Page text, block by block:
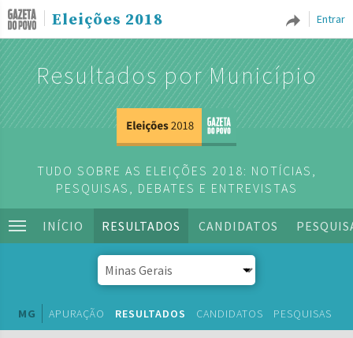
Entrar
Eleições 2018
Resultados por Município
TUDO SOBRE AS ELEIÇÕES 2018: NOTÍCIAS,
PESQUISAS, DEBATES E ENTREVISTAS
INÍCIO RESULTADOS CANDIDATOS
MG APURAÇÃO RESULTADOS CANDIDATOS PESQUISAS